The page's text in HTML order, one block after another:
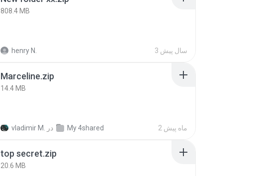
808.4 MB
henry N. 3 سال پیش
Marceline.zip
14.4 MB
vladimir M. در My 4shared 2 ماه پیش
top secret.zip
20.6 MB